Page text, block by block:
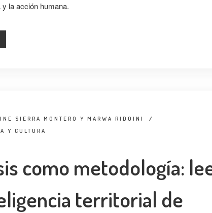
la acción humana.
SIERRA MONTERO Y MARWA RIDOINI
/
Y CULTURA
como metodología:
territorial de